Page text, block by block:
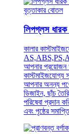
লিপগ্লস ধারক
কালার
আপনার প্রয়োজন
কাস্টমাইজযোগ্য
আপনার অনন্য
ডিজাইন, ছাঁচ
পরিষেবা প্রদান
এবং পৃষ্ঠের